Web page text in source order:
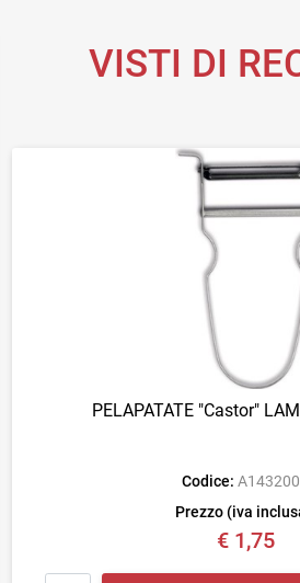
VISTI DI
PELAPATATE "Castor"
Codice:
Prezzo (iva
€ 1,75